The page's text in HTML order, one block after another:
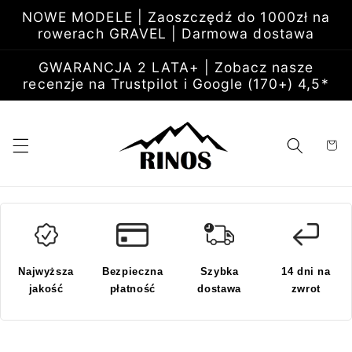
do
treści
NOWE MODELE | Zaoszczędź do 1000zł na
rowerach GRAVEL | Darmowa dostawa
GWARANCJA 2 LATA+ | Zobacz nasze
recenzje na Trustpilot i Google (170+) 4,5*
Koszyk
Najwyższa
jakość
Bezpieczna
płatność
Szybka
dostawa
14 dni na
zwrot